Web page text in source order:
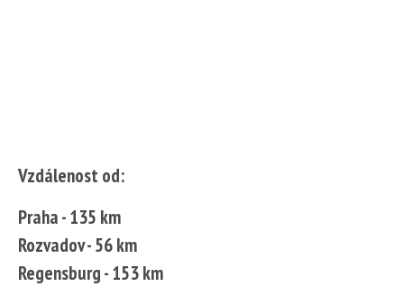
Vzdálenost od:
Praha - 135 km
Rozvadov - 56 km
Regensburg - 153 km